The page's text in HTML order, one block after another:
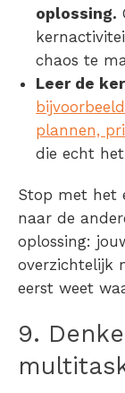
oplossing.
chaos te
Leer de
plannen,
die echt
Stop met het
naar de
oplossing:
overzichtelijk
eerst weet
9.